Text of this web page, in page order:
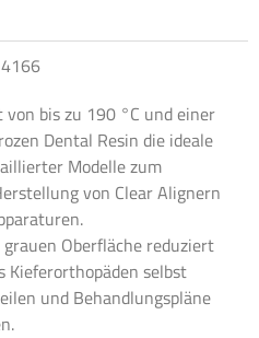
bis zu 190 °C und einer
Dental Resin die ideale
Modelle zum
von Clear Alignern
Oberfläche reduziert
Kieferorthopäden selbst
und Behandlungspläne